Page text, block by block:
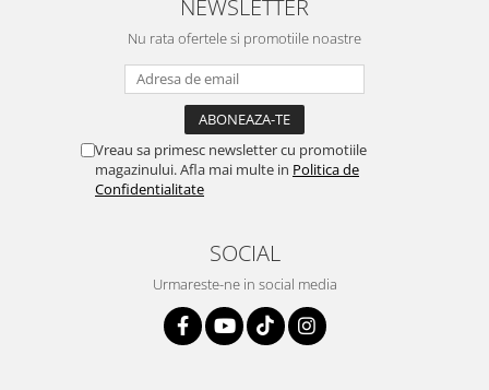
NEWSLETTER
Nu rata ofertele si promotiile noastre
Vreau sa primesc newsletter cu promotiile
magazinului. Afla mai multe in Politica de
Confidentialitate
SOCIAL
Urmareste-ne in social media